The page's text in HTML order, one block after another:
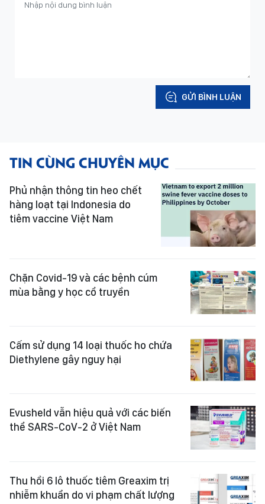
GỬI BÌNH LUẬN
TIN CÙNG CHUYÊN MỤC
Phủ nhận thông tin heo chết
hàng loạt tại Indonesia do
tiêm vaccine Việt Nam
Chặn Covid-19 và các bệnh cúm
mùa bằng y học cổ truyền
Cấm sử dụng 14 loại thuốc ho chứa
Diethylene gây nguy hại
Evusheld vẫn hiệu quả với các biến
thể SARS-CoV-2 ở Việt Nam
Thu hồi 6 lô thuốc tiêm Greaxim trị
nhiễm khuẩn do vi phạm chất lượng